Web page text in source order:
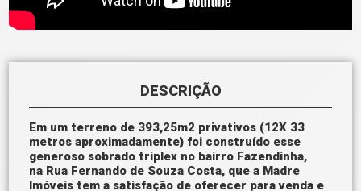
DESCRIÇÃO
Em um terreno de 393,25m2 privativos (12X 33
metros aproximadamente) foi construído esse
generoso sobrado triplex no bairro Fazendinha,
na Rua Fernando de Souza Costa, que a Madre
Imóveis tem a satisfação de oferecer para venda e